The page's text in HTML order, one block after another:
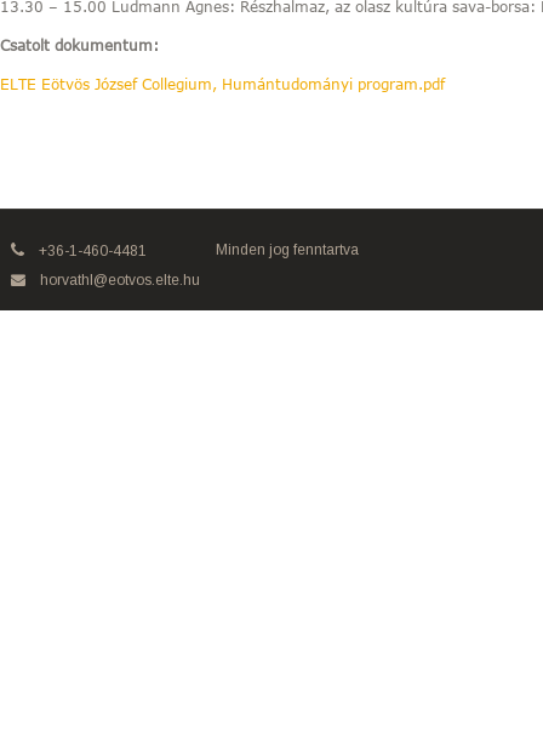
13.30 – 15.00 Ludmann Ágnes: Részhalmaz, az olasz kultúra sava-
Csatolt dokumentum:
ELTE Eötvös József Collegium, Humántudományi program.pdf
+36-1-460-4481
horvathl@eotvos.elte.hu
Minden jog fenntartva